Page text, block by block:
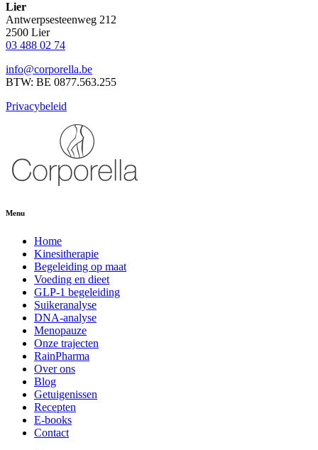
Lier
Antwerpsesteenweg 212
2500 Lier
03 488 02 74
info@corporella.be
BTW: BE 0877.563.255
Privacybeleid
Menu
Home
Kinesitherapie
Begeleiding op maat
Voeding en dieet
GLP-1 begeleiding
Suikeranalyse
DNA-analyse
Menopauze
Onze trajecten
RainPharma
Over ons
Blog
Getuigenissen
Recepten
E-books
Contact